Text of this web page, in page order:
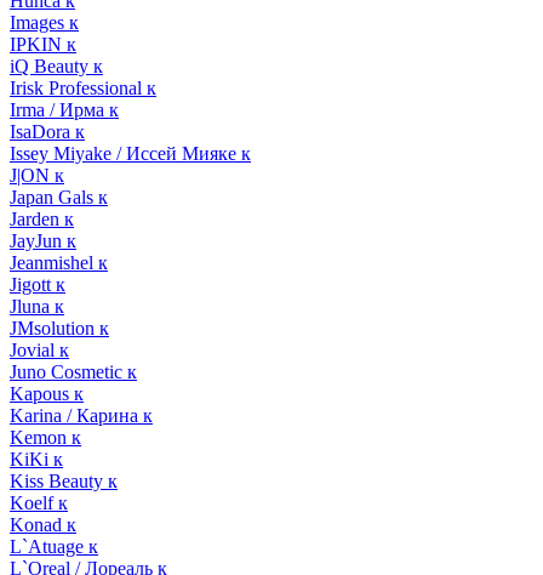
Images к
IPKIN к
iQ Beauty к
Irisk Professional к
Irma / Ирма к
IsaDora к
Issey Miyake / Иссей Мияке к
J|ON к
Japan Gals к
Jarden к
JayJun к
Jeanmishel к
Jigott к
Jluna к
JMsolution к
Jovial к
Juno Cosmetic к
Kapous к
Karina / Карина к
Kemon к
KiKi к
Kiss Beauty к
Koelf к
Konad к
L`Atuage к
L`Oreal / Лореаль к